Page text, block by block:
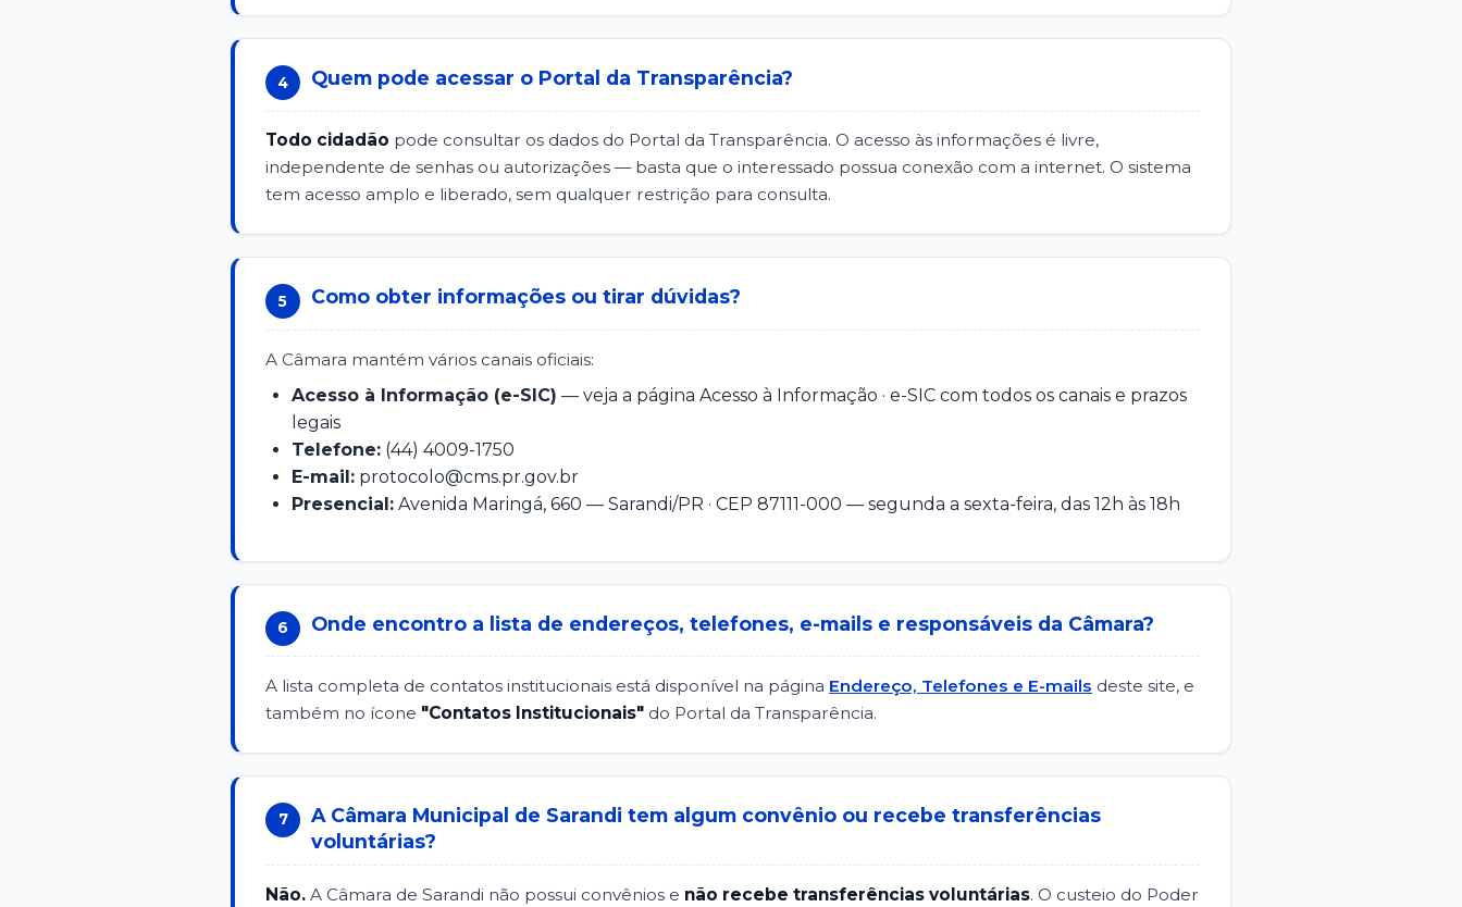
4 Quem pode acessar o Portal da Transparência?
Todo cidadão pode consultar os dados do Portal da Transparência. O acesso às informações é livre,
independente de senhas ou autorizações — basta que o interessado possua conexão com a internet. O sistema
tem acesso amplo e liberado, sem qualquer restrição para consulta.
5 Como obter informações ou tirar dúvidas?
A Câmara mantém vários canais oficiais:
Acesso à Informação (e-SIC) — veja a página Acesso à Informação · e-SIC com todos os canais e prazos
legais
Telefone: (44) 4009-1750
E-mail: protocolo@cms.pr.gov.br
Presencial: Avenida Maringá, 660 — Sarandi/PR · CEP 87111-000 — segunda a sexta-feira, das 12h às 18h
6 Onde encontro a lista de endereços, telefones, e-mails e responsáveis da Câmara?
A lista completa de contatos institucionais está disponível na página Endereço, Telefones e E-mails deste site, e
também no ícone "Contatos Institucionais" do Portal da Transparência.
7
A Câmara Municipal de Sarandi tem algum convênio ou recebe transferências
voluntárias?
Não. A Câmara de Sarandi não possui convênios e não recebe transferências voluntárias. O custeio do Poder